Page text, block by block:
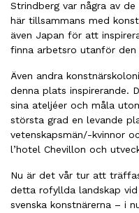
Strindberg var några av
här tillsammans med
även Japan för att
finna arbetsro utanför den
Även andra
denna plats inspirerande.
sina ateljéer och måla
största grad en levande
vetenskapsmän/-kvinnor
l’hotel Chevillon och
Nu är det vår tur att
detta rofyllda landskap
svenska konstnärerna – i